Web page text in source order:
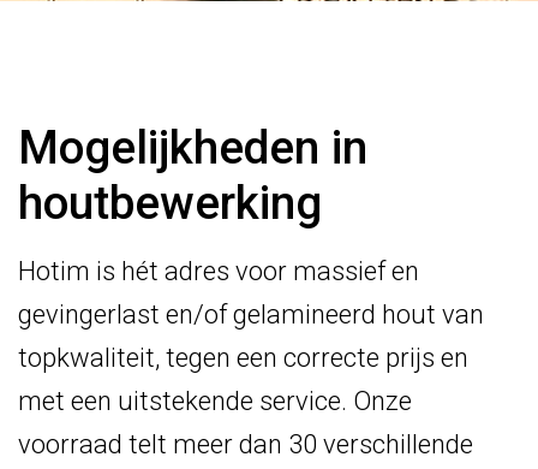
Mogelijkheden in
houtbewerking
Hotim is hét adres voor massief en
gevingerlast en/of gelamineerd hout van
topkwaliteit, tegen een correcte prijs en
met een uitstekende service. Onze
voorraad telt meer dan 30 verschillende